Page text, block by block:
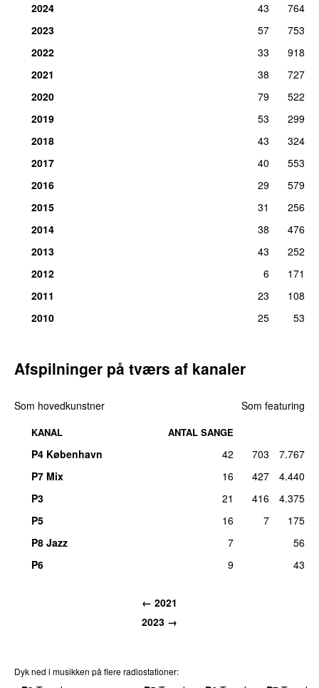
2024
43
764
2023
57
753
2022
33
918
2021
38
727
2020
79
522
2019
53
299
2018
43
324
2017
40
553
2016
29
579
2015
31
256
2014
38
476
2013
43
252
2012
6
171
2011
23
108
2010
25 53
Afspilninger på tværs af kanaler
Som hovedkunstner Som featuring
KANAL ANTAL SANGE
P4 København 42 703
7.767
P7 Mix
16 427
4.440
P3
21 416
4.375
P5
16 7
175
P8 Jazz
7
56
P6
9 43
← 2021
2023 →
Dyk ned i musikken på flere radiostationer: